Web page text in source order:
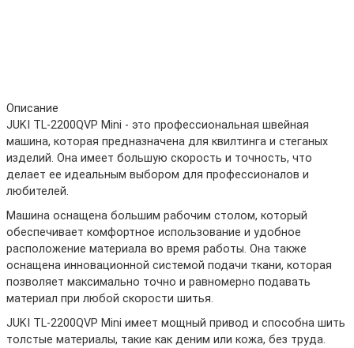
Описание
JUKI TL-2200QVP Mini - это профессиональная швейная
машина, которая предназначена для квилтинга и стеганых
изделий. Она имеет большую скорость и точность, что
делает ее идеальным выбором для профессионалов и
любителей.
Машина оснащена большим рабочим столом, который
обеспечивает комфортное использование и удобное
расположение материала во время работы. Она также
оснащена инновационной системой подачи ткани, которая
позволяет максимально точно и равномерно подавать
материал при любой скорости шитья.
JUKI TL-2200QVP Mini имеет мощный привод и способна шить
толстые материалы, такие как деним или кожа, без труда.